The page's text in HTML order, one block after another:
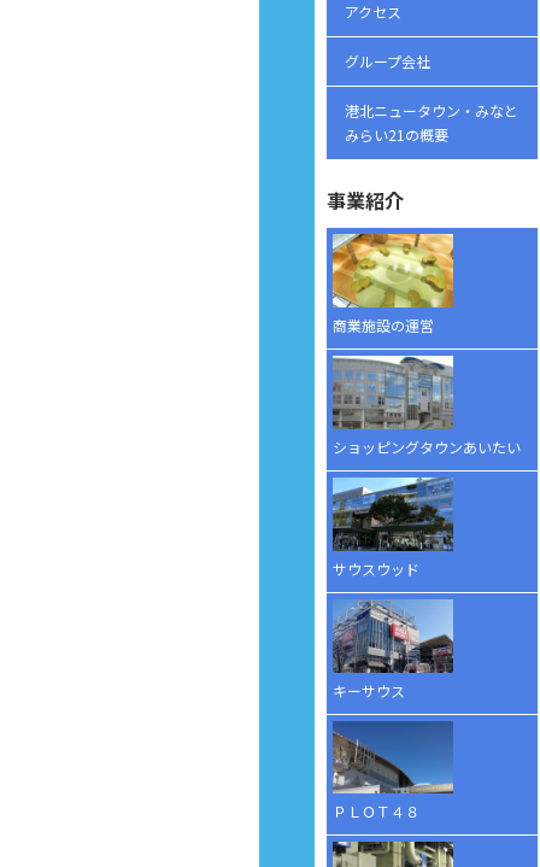
アクセス
グループ会社
港北ニュータウン・みなと
みらい21の概要
事業紹介
商業施設の運営
ショッピングタウンあいたい
サウスウッド
キーサウス
ＰＬＯＴ４８